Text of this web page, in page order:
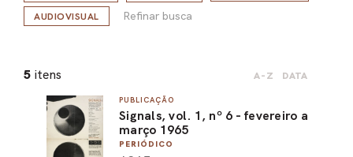
AUDIOVISUAL
Refinar busca
5 itens A-Z DATA
PUBLICAÇÃO
Signals, vol. 1, nº 6 - fevereiro a
março 1965
PERIÓDICO